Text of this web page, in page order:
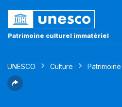
Patrimoine culturel immatériel
UNESCO Culture